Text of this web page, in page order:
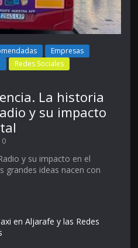
Empresas
Redes Sociales
La historia
y su impacto
0
y su impacto en el
grandes ideas nacen con
en Aljarafe y las Redes